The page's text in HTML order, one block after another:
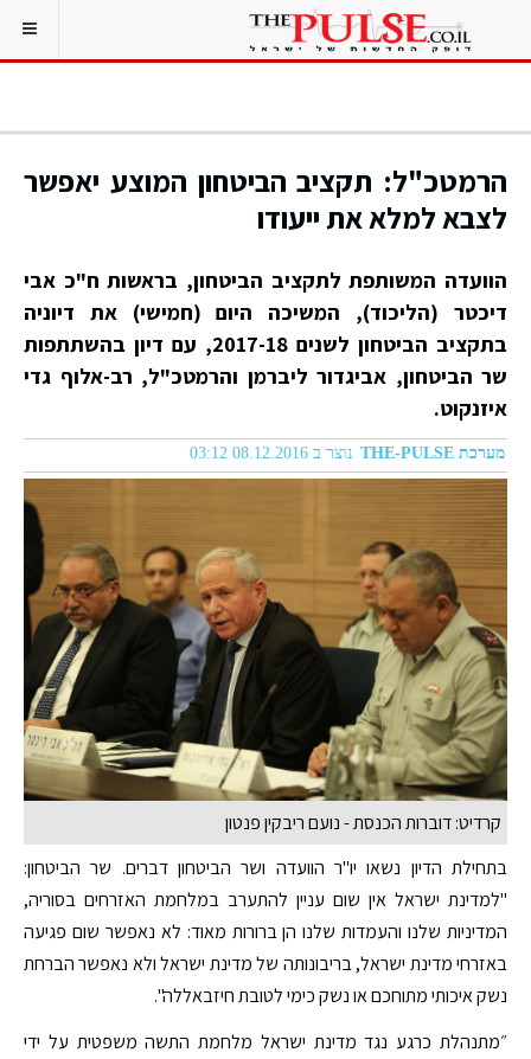
הרמטכ"ל: תקציב הביטחון המוצע יאפשר
לצבא למלא את ייעודו
הוועדה המשותפת לתקציב הביטחון, בראשות ח"כ אבי
דיכטר (הליכוד), המשיכה היום (חמישי) את דיוניה
בתקציב הביטחון לשנים 2017-18, עם דיון בהשתתפות
שר הביטחון, אביגדור ליברמן והרמטכ"ל, רב-אלוף גדי
איזנקוט.
מערכת THE-PULSE נוצר ב 08.12.2016 03:12
קרדיט: דוברות הכנסת - נועם ריבקין פנטון
בתחילת הדיון נשאו יו"ר הוועדה ושר הביטחון דברים. שר הביטחון:
"למדינת ישראל אין שום עניין להתערב במלחמת האזרחים בסוריה,
המדיניות שלנו והעמדות שלנו הן ברורות מאוד: לא נאפשר שום פגיעה
באזרחי מדינת ישראל, בריבונותה של מדינת ישראל ולא נאפשר הברחת
נשק איכותי מתוחכם או נשק כימי לטובת חיזבאללה".
״מתנהלת כרגע נגד מדינת ישראל מלחמת התשה משפטית על ידי